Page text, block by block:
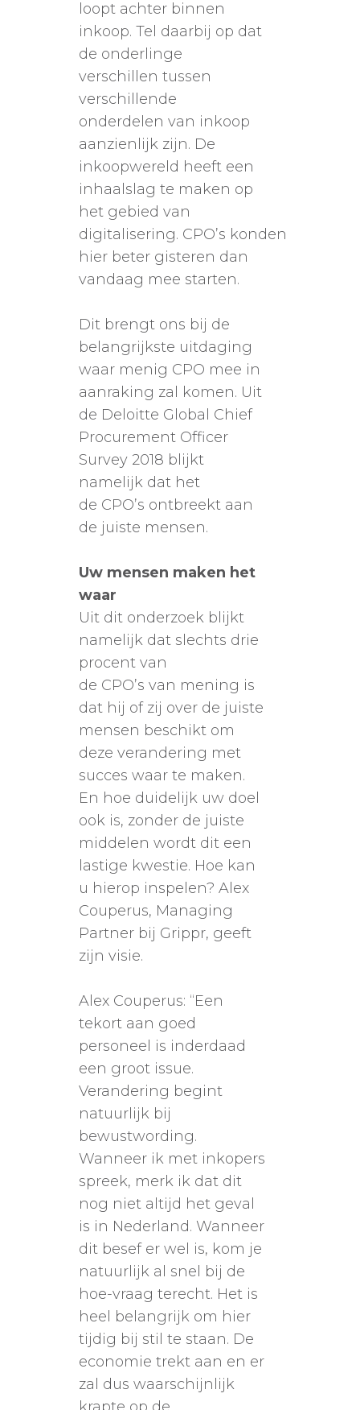
loopt achter binnen
inkoop. Tel daarbij op dat
de onderlinge
verschillen tussen
verschillende
onderdelen van inkoop
aanzienlijk zijn. De
inkoopwereld heeft een
inhaalslag te maken op
het gebied van
digitalisering. CPO’s konden
hier beter gisteren dan
vandaag mee starten.
Dit brengt ons bij de
belangrijkste uitdaging
waar menig CPO mee in
aanraking zal komen. Uit
de Deloitte Global Chief
Procurement Officer
Survey 2018 blijkt
namelijk dat het
de CPO’s ontbreekt aan
de juiste mensen.
Uw mensen maken het
waar
Uit dit onderzoek blijkt
namelijk dat slechts drie
procent van
de CPO’s van mening is
dat hij of zij over de juiste
mensen beschikt om
deze verandering met
succes waar te maken.
En hoe duidelijk uw doel
ook is, zonder de juiste
middelen wordt dit een
lastige kwestie. Hoe kan
u hierop inspelen? Alex
Couperus, Managing
Partner bij Grippr, geeft
zijn visie.
Alex Couperus: “Een
tekort aan goed
personeel is inderdaad
een groot issue.
Verandering begint
natuurlijk bij
bewustwording.
Wanneer ik met inkopers
spreek, merk ik dat dit
nog niet altijd het geval
is in Nederland. Wanneer
dit besef er wel is, kom je
natuurlijk al snel bij de
hoe-vraag terecht. Het is
heel belangrijk om hier
tijdig bij stil te staan. De
economie trekt aan en er
zal dus waarschijnlijk